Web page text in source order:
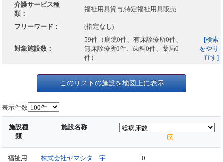
介護サービス種
類：
福祉用具貸与,特定福祉用具販売
フリーワード： (指定なし)
対象施設数：
59件（病院0件、有床診療所0件、
無床診療所0件、歯科0件、薬局0
件）
[検索
をやり
直す]
このリストの施設を地図上に表示
表示件数
施設種
類
施設名称
福祉用
株式会社ヤマシタ 宇
0